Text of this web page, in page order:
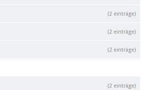
(2 einträge)
(2 einträge)
(2 einträge)
(2 einträge)